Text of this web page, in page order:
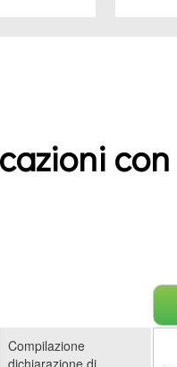
Compilazione
dichiarazione di